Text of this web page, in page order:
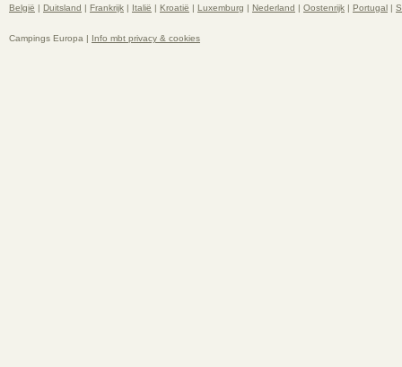
België | Duitsland | Frankrijk | Italië | Kroatië | Luxemburg | Nederland | Oostenrijk | Portugal |
Campings Europa | Info mbt privacy & cookies